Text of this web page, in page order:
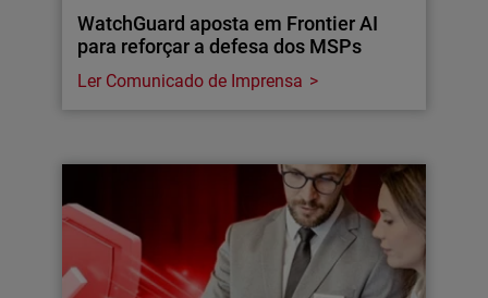
WatchGuard aposta em Frontier AI
para reforçar a defesa dos MSPs
Ler Comunicado de Imprensa